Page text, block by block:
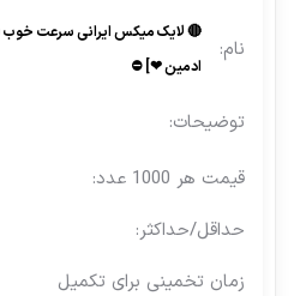
ادمین ❤] ⛔